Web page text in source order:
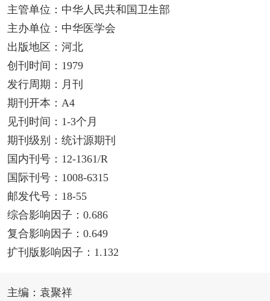
主管单位：中华人民共和国卫生部
主办单位：中华医学会
出版地区：河北
创刊时间：1979
发行周期：月刊
期刊开本：A4
见刊时间：1-3个月
期刊级别：统计源期刊
国内刊号：12-1361/R
国际刊号：1008-6315
邮发代号：18-55
综合影响因子：0.686
复合影响因子：0.649
扩刊版影响因子：1.132
主编：袁聚祥